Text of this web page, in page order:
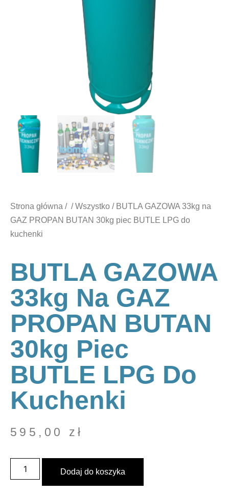
Strona główna / /Wszystko / BUTLA GAZOWA 33kg na
GAZ PROPAN BUTAN 30kg piec BUTLE LPG do
kuchenki
BUTLA GAZOWA
33kg Na GAZ
PROPAN BUTAN
30kg Piec
BUTLE LPG Do
Kuchenki
595,00 zł
Dodaj do koszyka